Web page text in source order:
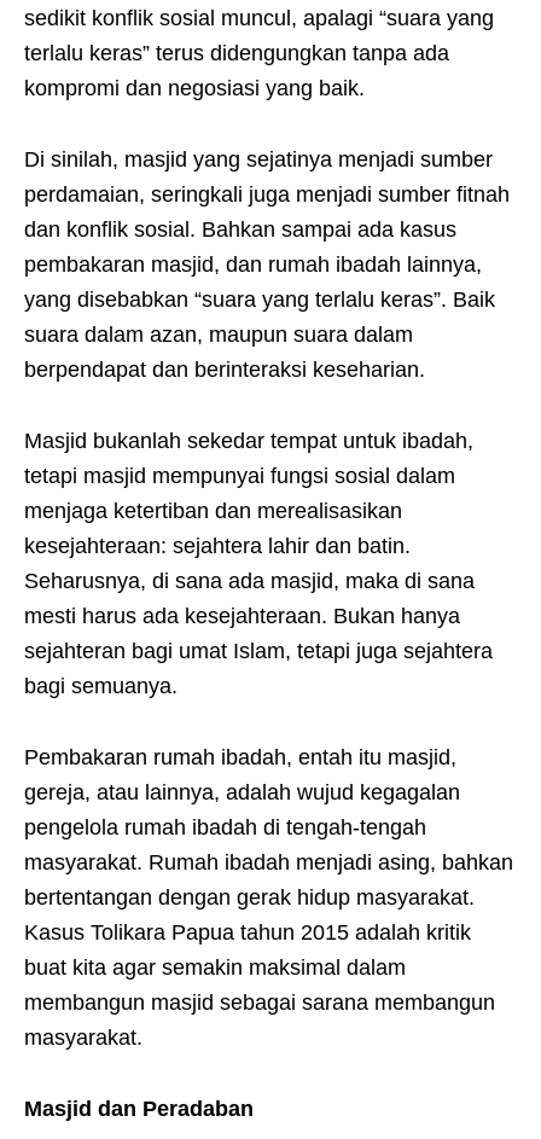
sedikit konflik sosial muncul, apalagi “suara yang
terlalu keras” terus didengungkan tanpa ada
kompromi dan negosiasi yang baik.
Di sinilah, masjid yang sejatinya menjadi sumber
perdamaian, seringkali juga menjadi sumber fitnah
dan konflik sosial. Bahkan sampai ada kasus
pembakaran masjid, dan rumah ibadah lainnya,
yang disebabkan “suara yang terlalu keras”. Baik
suara dalam azan, maupun suara dalam
berpendapat dan berinteraksi keseharian.
Masjid bukanlah sekedar tempat untuk ibadah,
tetapi masjid mempunyai fungsi sosial dalam
menjaga ketertiban dan merealisasikan
kesejahteraan: sejahtera lahir dan batin.
Seharusnya, di sana ada masjid, maka di sana
mesti harus ada kesejahteraan. Bukan hanya
sejahteran bagi umat Islam, tetapi juga sejahtera
bagi semuanya.
Pembakaran rumah ibadah, entah itu masjid,
gereja, atau lainnya, adalah wujud kegagalan
pengelola rumah ibadah di tengah-tengah
masyarakat. Rumah ibadah menjadi asing, bahkan
bertentangan dengan gerak hidup masyarakat.
Kasus Tolikara Papua tahun 2015 adalah kritik
buat kita agar semakin maksimal dalam
membangun masjid sebagai sarana membangun
masyarakat.
Masjid dan Peradaban